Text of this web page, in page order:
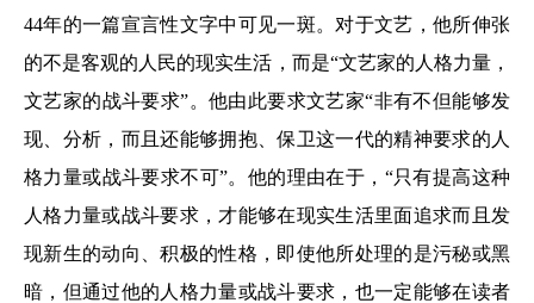
44年的一篇宣言性文字中可见一斑。对于文艺，他所伸张
的不是客观的人民的现实生活，而是“文艺家的人格力量，
文艺家的战斗要求”。他由此要求文艺家“非有不但能够发
现、分析，而且还能够拥抱、保卫这一代的精神要求的人
格力量或战斗要求不可”。他的理由在于，“只有提高这种
人格力量或战斗要求，才能够在现实生活里面追求而且发
现新生的动向、积极的性格，即使他所处理的是污秘或黑
暗，但通过他的人格力量或战斗要求，也一定能够在读者